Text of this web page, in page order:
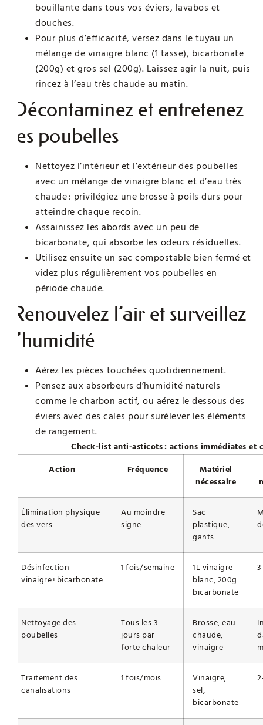
bouillante dans tous vos éviers, lavabos et
douches.
Pour plus d’efficacité, versez dans le tuyau un
mélange de vinaigre blanc (1 tasse), bicarbonate
(200g) et gros sel (200g). Laissez agir la nuit, puis
rincez à l’eau très chaude au matin.
Décontaminez et entretenez
les poubelles
Nettoyez l’intérieur et l’extérieur des poubelles
avec un mélange de vinaigre blanc et d’eau très
chaude : privilégiez une brosse à poils durs pour
atteindre chaque recoin.
Assainissez les abords avec un peu de
bicarbonate, qui absorbe les odeurs résiduelles.
Utilisez ensuite un sac compostable bien fermé et
videz plus régulièrement vos poubelles en
période chaude.
Renouvelez l’air et surveillez
l’humidité
Aérez les pièces touchées quotidiennement.
Pensez aux absorbeurs d’humidité naturels
comme le charbon actif, ou aérez le dessous des
éviers avec des cales pour surélever les éléments
de rangement.
Check-list anti-asticots : actions immédiates et
Action
Fréquence
Matériel
nécessaire
Élimination physique
des vers
Au moindre
signe
Sac
plastique,
gants
Désinfection
vinaigre+bicarbonate
1 fois/semaine
1L vinaigre
blanc, 200g
bicarbonate
Nettoyage des
poubelles
Tous les 3
jours par
forte chaleur
Brosse, eau
chaude,
vinaigre
Traitement des
canalisations
1 fois/mois
Vinaigre,
sel,
bicarbonate